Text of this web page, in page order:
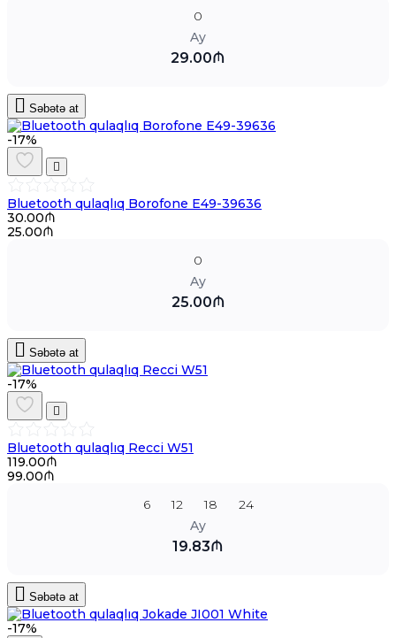
0
Ay
29.00₼
Səbətə at
-17%
Bluetooth qulaqlıq Borofone E49-39636
30.00₼
25.00₼
0
Ay
25.00₼
Səbətə at
-17%
Bluetooth qulaqlıq Recci W51
119.00₼
99.00₼
6
12 18
24
Ay
19.83₼
Səbətə at
-17%